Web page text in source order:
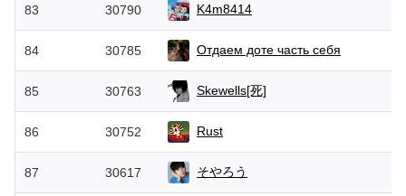
83 30790 K4m8414
84 30785 Отдаем доте часть себя
85 30763 Skewells[死]
86 30752 Rust
87 30617 そやろう